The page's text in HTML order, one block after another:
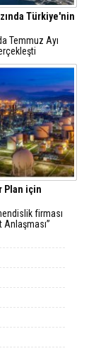
Türkiye'nin
Temmuz Ayı
Plan için
firması
Anlaşması”
FEED